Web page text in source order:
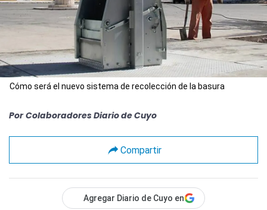
Cómo será el nuevo sistema de recolección de la basura
Por Colaboradores Diario de Cuyo
Compartir
Agregar Diario de Cuyo en